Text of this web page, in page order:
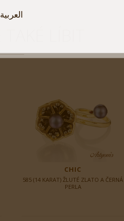
CHIC
585 (14 KARAT) ŽLUTÉ ZLATO A ČERNÁ
PERLA
العربية